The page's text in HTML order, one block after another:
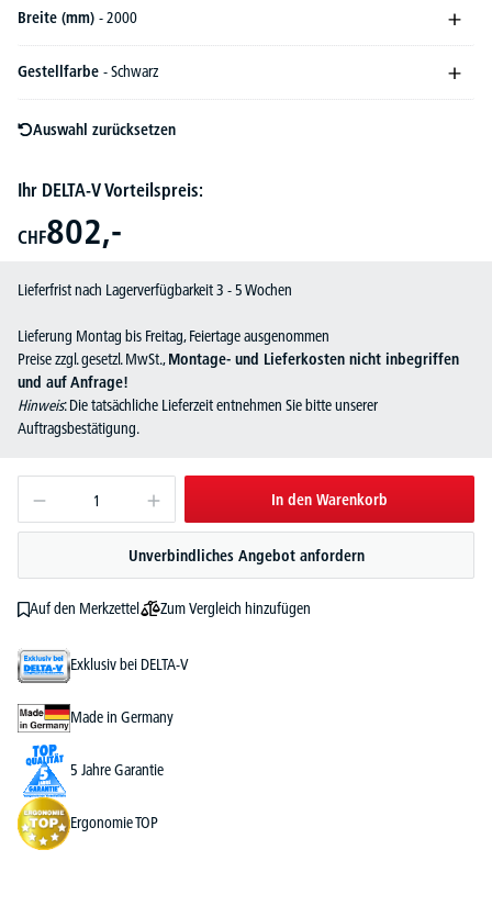
Breite (mm) - 2000
Gestellfarbe - Schwarz
Auswahl zurücksetzen
Ihr DELTA-V Vorteilspreis:
CHF802,-
Lieferfrist nach Lagerverfügbarkeit 3 - 5 Wochen
Lieferung Montag bis Freitag, Feiertage ausgenommen
Preise zzgl. gesetzl. MwSt.,Montage- und Lieferkosten nicht inbegriffen
und auf Anfrage!
Hinweis: Die tatsächliche Lieferzeit entnehmen Sie bitte unserer
Auftragsbestätigung.
In den Warenkorb
Unverbindliches Angebot anfordern
Auf den Merkzettel Zum Vergleich hinzufügen
Exklusiv bei DELTA-V
Made in Germany
5 Jahre Garantie
Ergonomie TOP